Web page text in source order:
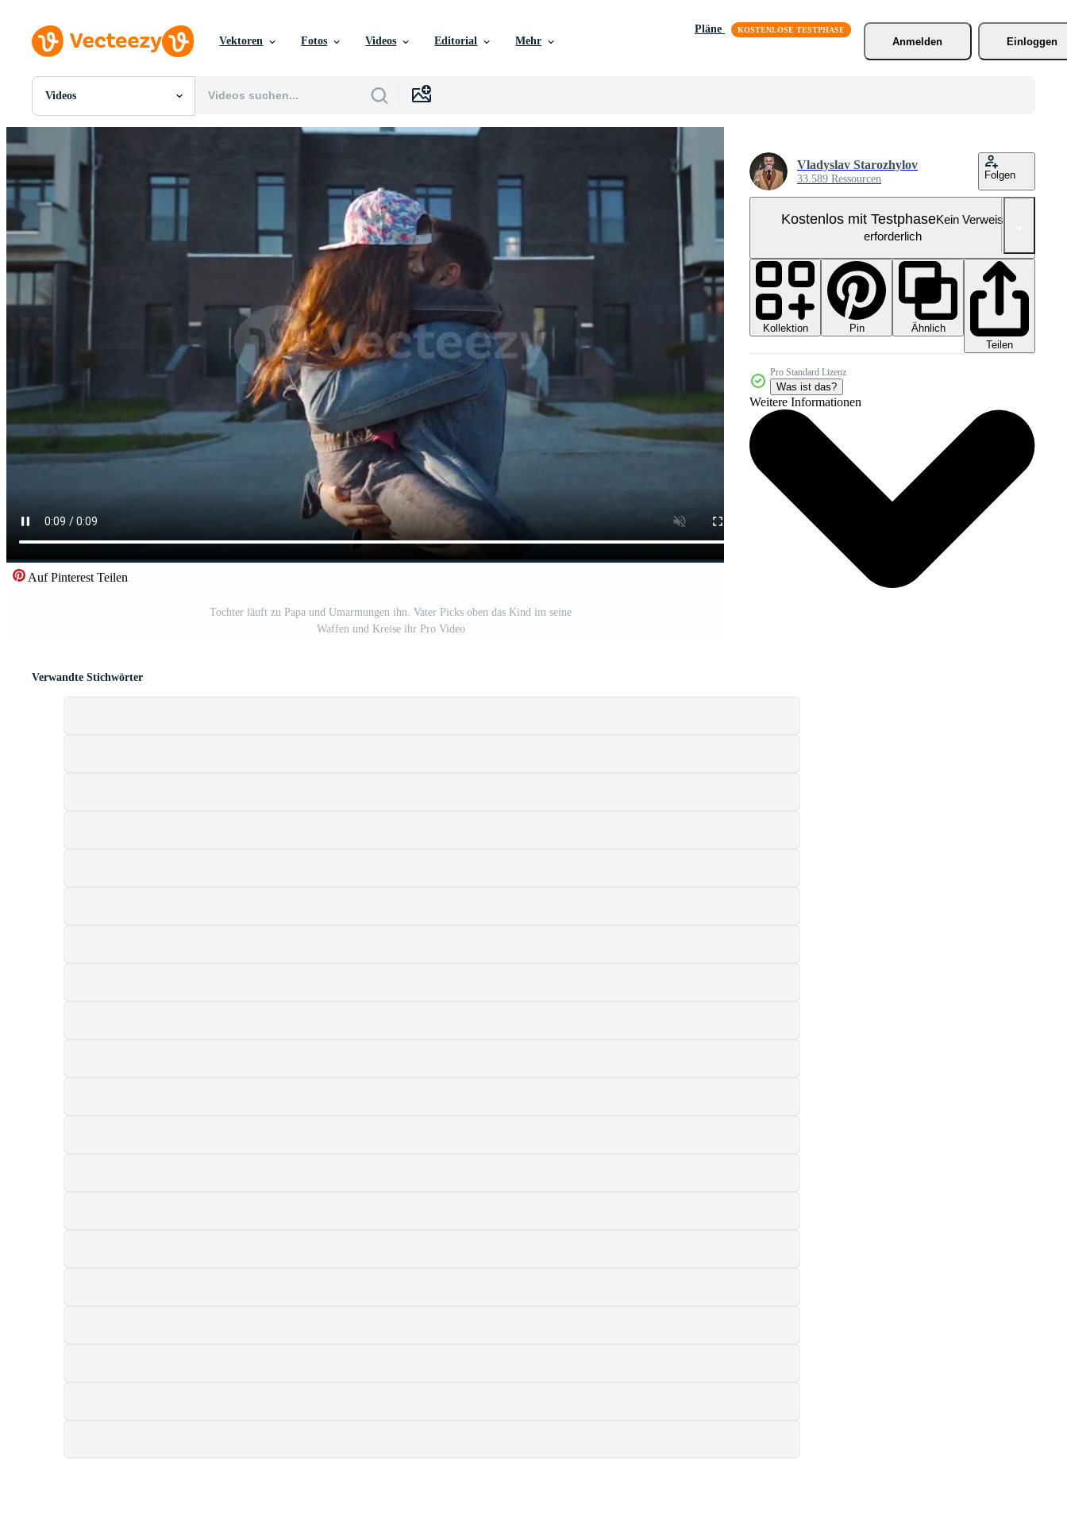
Vektoren Fotos Videos Editorial Mehr
Pläne
Anmelden
Einloggen
Videos
Alle Bilder
PNGs
PSDs
Vektoren
Motion Graphics
Redaktionelle Bilder
Redaktionelle Ereignisse
Auf Pinterest Teilen
Tochter läuft zu Papa und Umarmungen ihn. Vater Picks oben das Kind im seine
Waffen und Kreise ihr Pro Video
Vladyslav Starozhylov
33.589 Ressourcen Folgen
Kostenlos mit TestphaseKein Verweis
erforderlich
Kollektion Pin
Ähnlich
Teilen
Pro Standard Lizenz
Was ist das?
Weitere Informationen
Verwandte Stichwörter